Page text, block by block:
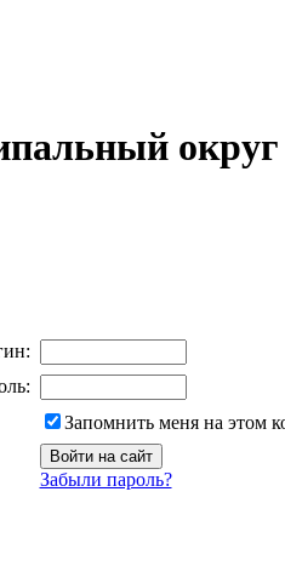
Запомнить меня на этом
Забыли пароль?